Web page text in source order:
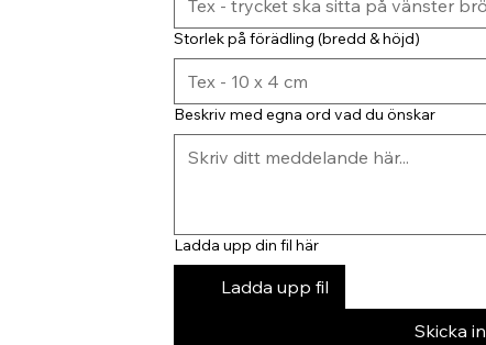
Storlek på förädling (bredd & höjd)
Beskriv med egna ord vad du önskar
Ladda upp din fil här
Ladda upp fil
Skicka in